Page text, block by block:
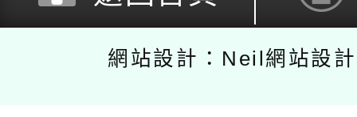
網站設計：Neil網站設